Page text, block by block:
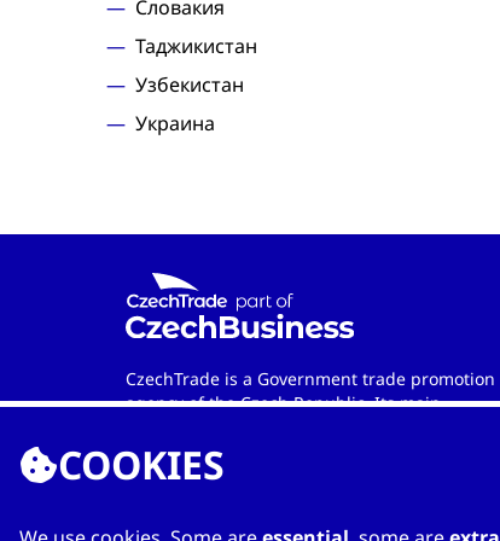
Словакия
Таджикистан
Узбекистан
Украина
CzechTrade is a Government trade promotion
agency of the Czech Republic. Its main
cooperation between Czech and foreign
entities. Wherever in the world you are, the
COOKIES